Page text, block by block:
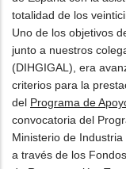
totalidad de los
Uno de los objetivos
junto a nuestros
(DIHGIGAL), era
criterios para la
del Programa de
convocatoria del
Ministerio de
a través de los